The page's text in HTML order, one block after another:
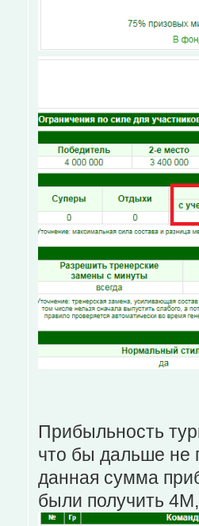
Прибыльность
что бы дальше не
данная сумма
были получить